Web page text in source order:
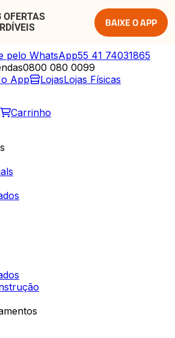
BAIXE O APP
pelo WhatsApp55 41 74031865
0800 080 0099
App LojasLojas Físicas
Carrinho